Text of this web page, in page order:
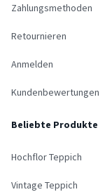
Zahlungsmethoden
Retournieren
Anmelden
Kundenbewertungen
Beliebte Produkte
Hochflor Teppich
Vintage Teppich